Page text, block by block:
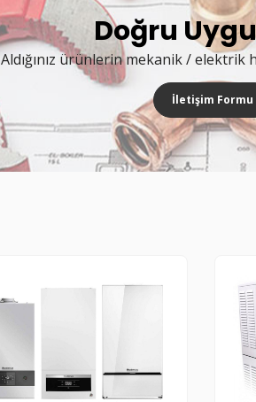
Doğru
Aldığınız ürünlerin mekanik /
İletişim Formu